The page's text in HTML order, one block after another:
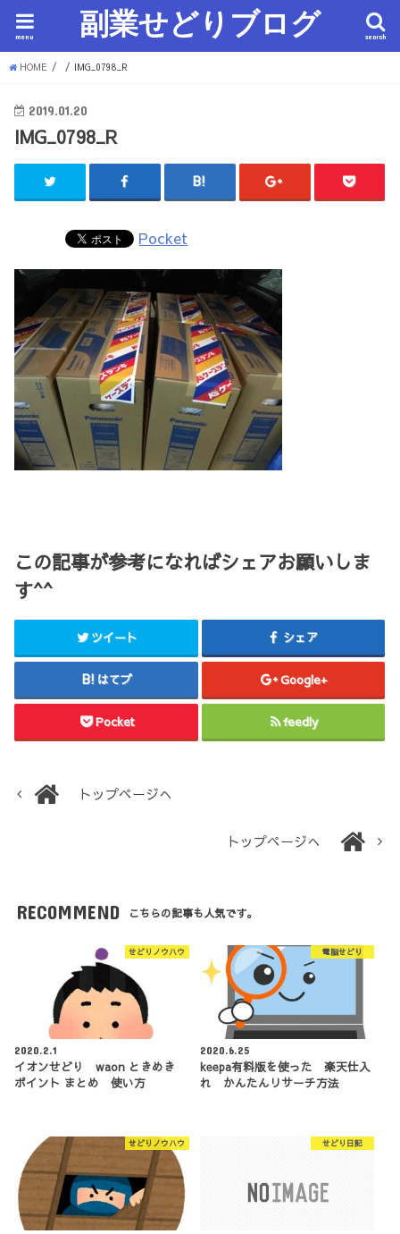
副業せどりブログ search
menu
HOME IMG_0798_R
2019.01.20
IMG_0798_R
Pocket
この記事が参考になればシェアお願いしま
す^^
ツイート シェア
はてブ Google+
Pocket feedly
トップページへ
トップページへ
RECOMMEND こちらの記事も人気です。
せどりノウハウ
2020.2.1
イオンせどり waon ときめき
ポイント まとめ 使い方
電脳せどり
2020.6.25
keepa有料版を使った 楽天仕入
れ かんたんリサーチ方法
せどりノウハウ せどり日記